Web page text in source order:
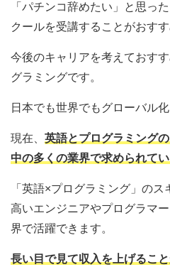
「パチンコ辞めたい」と思っ
クールを受講することがおすす
今後のキャリアを考えておす
グラミングです。
日本でも世界でもグローバル
現在、 英語とプログラミング
中の多くの業界で求められて
「英語×プログラミング」の
高いエンジニアやプログラマ
界で活躍できます。
長い目で見て収入を上げるこ